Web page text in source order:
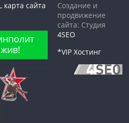
карта сайта
Создание и
продвижение
сайта: Студия
4SEO
*VIP Хостинг